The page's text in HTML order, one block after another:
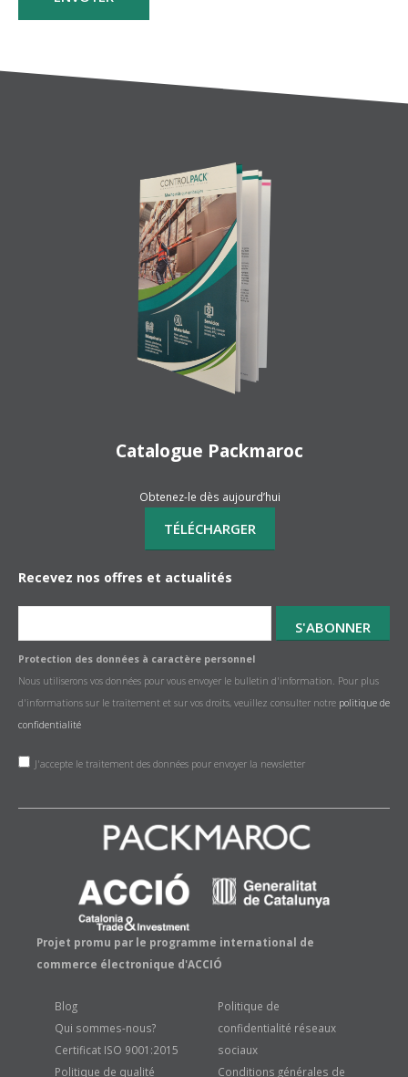
Recevez nos offres et actualités
Protection des données à caractère personnel
Nous utiliserons vos données pour vous envoyer le bulletin d'information. Pour plus
d'informations sur le traitement et sur vos droits, veuillez consulter notre politique de
confidentialité
J'accepte le traitement des données pour envoyer la newsletter
Catalogue Packmaroc
Obtenez-le dès aujourd’hui
Projet promu par le programme international de
commerce électronique d'ACCIÓ
Blog
Qui sommes-nous?
Certificat ISO 9001:2015
Politique de qualité
Politique de
confidentialité réseaux
sociaux
Conditions générales de